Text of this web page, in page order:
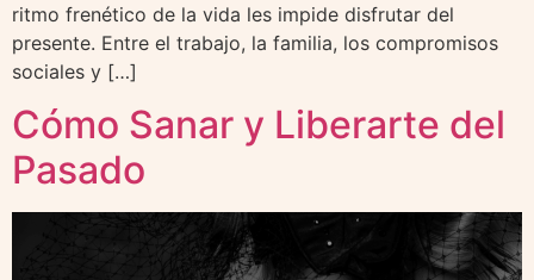
ritmo frenético de la vida les impide disfrutar del
presente. Entre el trabajo, la familia, los compromisos
sociales y […]
Cómo Sanar y Liberarte del
Pasado